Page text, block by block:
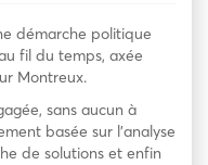
démarche politique
fil du temps, axée
Montreux.
sans aucun à
basée sur l’analyse
de solutions et enfin